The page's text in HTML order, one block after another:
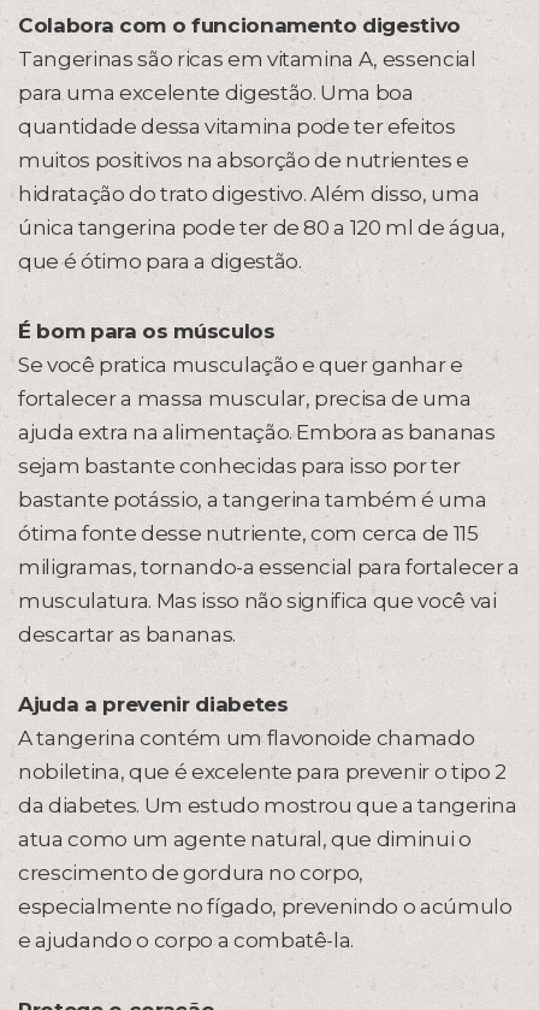
Colabora com o funcionamento digestivo
Tangerinas são ricas em vitamina A, essencial
para uma excelente digestão. Uma boa
quantidade dessa vitamina pode ter efeitos
muitos positivos na absorção de nutrientes e
hidratação do trato digestivo. Além disso, uma
única tangerina pode ter de 80 a 120 ml de água,
que é ótimo para a digestão.
É bom para os músculos
Se você pratica musculação e quer ganhar e
fortalecer a massa muscular, precisa de uma
ajuda extra na alimentação. Embora as bananas
sejam bastante conhecidas para isso por ter
bastante potássio, a tangerina também é uma
ótima fonte desse nutriente, com cerca de 115
miligramas, tornando-a essencial para fortalecer a
musculatura. Mas isso não significa que você vai
descartar as bananas.
Ajuda a prevenir diabetes
A tangerina contém um flavonoide chamado
nobiletina, que é excelente para prevenir o tipo 2
da diabetes. Um estudo mostrou que a tangerina
atua como um agente natural, que diminui o
crescimento de gordura no corpo,
especialmente no fígado, prevenindo o acúmulo
e ajudando o corpo a combatê-la.